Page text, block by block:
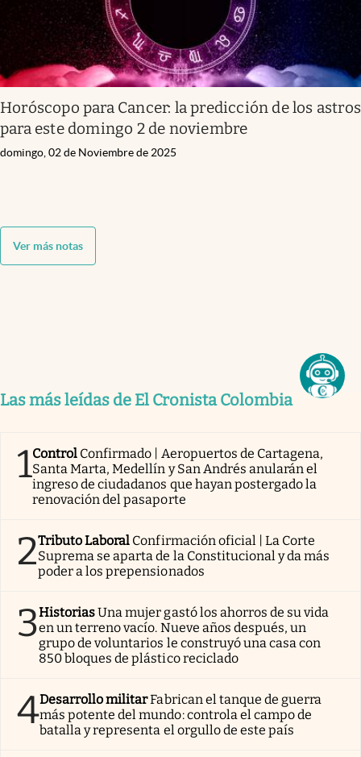
Horóscopo para Cancer: la predicción de los astros
para este domingo 2 de noviembre
domingo, 02 de Noviembre de 2025
Ver más notas
Las más leídas de El Cronista Colombia
1Control Confirmado | Aeropuertos de Cartagena,
Santa Marta, Medellín y San Andrés anularán el
ingreso de ciudadanos que hayan postergado la
renovación del pasaporte
2Tributo Laboral Confirmación oficial | La Corte
Suprema se aparta de la Constitucional y da más
poder a los prepensionados
3HistoriasUna mujer gastó los ahorros de su vida
en un terreno vacío. Nueve años después, un
grupo de voluntarios le construyó una casa con
850 bloques de plástico reciclado
4Desarrollo militarFabrican el tanque de guerra
más potente del mundo: controla el campo de
batalla y representa el orgullo de este país